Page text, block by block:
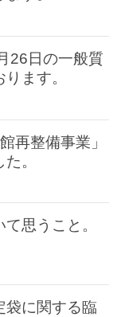
26日の一般質
ます。
再整備事業」
。
思うこと。
袋に関する臨